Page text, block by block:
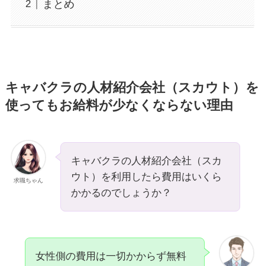
まとめ
キャバクラの人材紹介会社（スカウト）を
使ってもお給料が少なくならない理由
求職ちゃん
キャバクラの人材紹介会社（スカ
ウト）を利用したら費用はいくら
かかるのでしょうか？
女性側の費用は一切かからず無料